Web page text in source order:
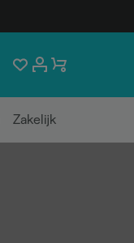
Zakelijk